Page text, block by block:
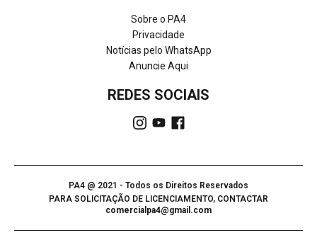
Sobre o PA4
Privacidade
Notícias pelo WhatsApp
Anuncie Aqui
REDES SOCIAIS
PA4 @ 2021 - Todos os Direitos Reservados
PARA SOLICITAÇÃO DE LICENCIAMENTO, CONTACTAR
comercialpa4@gmail.com